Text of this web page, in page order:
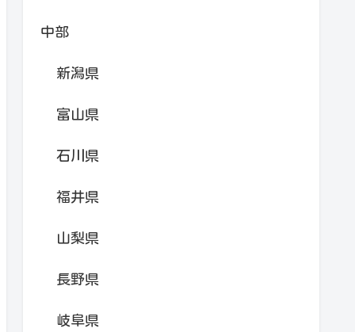
中部
新潟県
富山県
石川県
福井県
山梨県
長野県
岐阜県